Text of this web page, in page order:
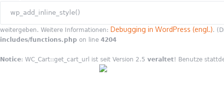
wp_add_inline_style()
weitergeben. Weitere Informationen: Debugging in WordPress (engl.).
includes/functions.php on line 4204
Notice: WC_Cart::get_cart_url ist seit Version 2.5 veraltet! Benutze